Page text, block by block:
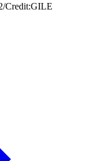
Credit:GILE